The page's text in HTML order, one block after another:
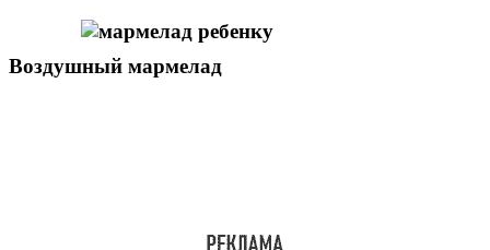
Воздушный мармелад